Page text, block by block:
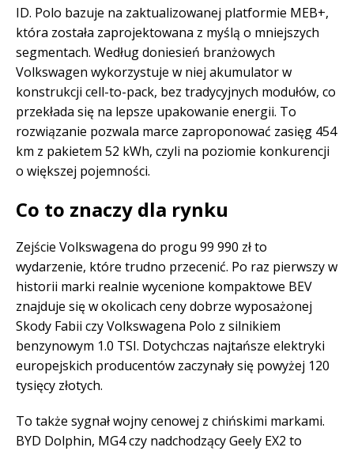
ID. Polo bazuje na zaktualizowanej platformie MEB+,
która została zaprojektowana z myślą o mniejszych
segmentach. Według doniesień branżowych
Volkswagen wykorzystuje w niej akumulator w
konstrukcji cell-to-pack, bez tradycyjnych modułów, co
przekłada się na lepsze upakowanie energii. To
rozwiązanie pozwala marce zaproponować zasięg 454
km z pakietem 52 kWh, czyli na poziomie konkurencji
o większej pojemności.
Co to znaczy dla rynku
Zejście Volkswagena do progu 99 990 zł to
wydarzenie, które trudno przecenić. Po raz pierwszy w
historii marki realnie wycenione kompaktowe BEV
znajduje się w okolicach ceny dobrze wyposażonej
Skody Fabii czy Volkswagena Polo z silnikiem
benzynowym 1.0 TSI. Dotychczas najtańsze elektryki
europejskich producentów zaczynały się powyżej 120
tysięcy złotych.
To także sygnał wojny cenowej z chińskimi markami.
BYD Dolphin, MG4 czy nadchodzący Geely EX2 to